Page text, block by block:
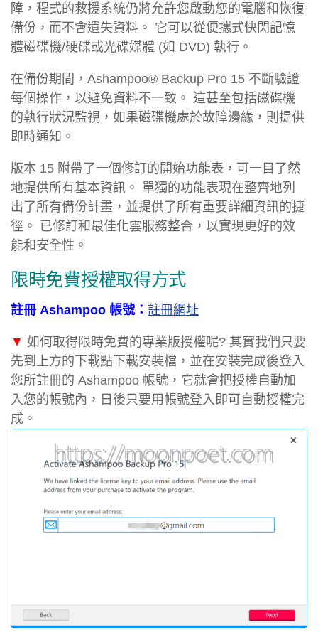
障，程式的救援系統仍將允許您啟動您的電腦和恢復
備份，而不會遺失資料。 它可以從便攜式快閃記憶
體磁碟機/硬碟或光碟媒體 (如 DVD) 執行。
在備份期間，Ashampoo® Backup Pro 15 不斷驗證
每個操作，以避免資料不一致。 這甚至包括磁碟機
的執行狀況監視，如果磁碟機處於故障邊緣，則提供
即時通知。
版本 15 附帶了一個修訂的開始功能表，可一目了然
地提供所有基本資訊。 單獨的功能表現在整齊地列
出了所有備份計畫，並提供了所有重要詳細資訊的捷
徑。 已修訂和最佳化雲服務整合，以實現更好的效
能和安全性。
限時免費授權取得方式
註冊 Ashampoo 帳號： 註冊網址
▼ 如何取得限時免費的專業版授權呢? 其實我們只要
先到上方的下載點下載安裝檔，並在安裝完成後登入
您所註冊的 Ashampoo 帳號，它就會把授權自動加
入您的帳號內，日後只要用帳號登入即可自動授權完
成。